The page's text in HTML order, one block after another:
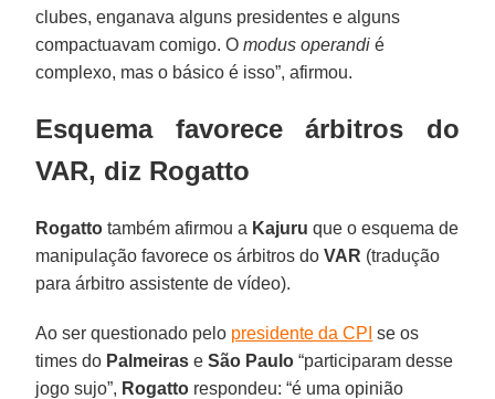
clubes, enganava alguns presidentes e alguns
compactuavam comigo. Omodus operandi é
complexo, mas o básico é isso”, afirmou.
Esquema favorece árbitros do
VAR, diz Rogatto
Rogatto também afirmou a Kajuru que o esquema de
manipulação favorece os árbitros doVAR (tradução
para árbitro assistente de vídeo).
Ao ser questionado pelo presidente da CPI se os
times do Palmeiras eSão Paulo “participaram desse
jogo sujo”, Rogatto respondeu: “é uma opinião